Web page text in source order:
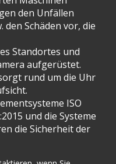
den Unfällen
den Schäden vor, die
Standortes und
aufgerüstet.
rund um die Uhr
ISO
und die Systeme
die Sicherheit der